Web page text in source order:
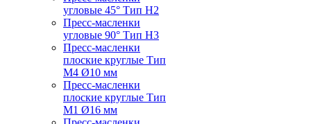
угловые 45° Тип H2
Пресс-масленки
угловые 90° Тип H3
Пресс-масленки
плоские круглые Тип
M4 Ø10 мм
Пресс-масленки
плоские круглые Тип
M1 Ø16 мм